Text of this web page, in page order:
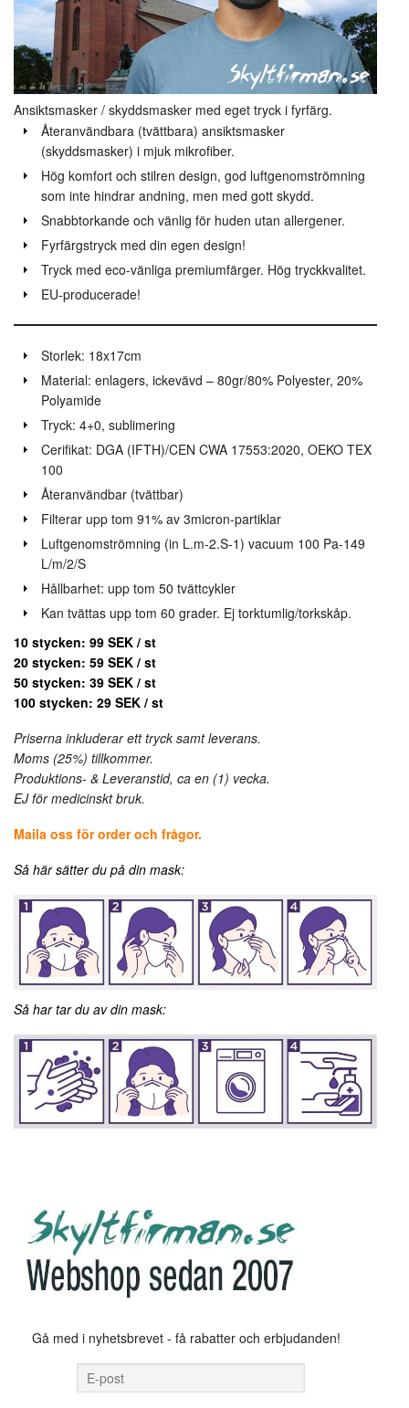
Ansiktsmasker / skyddsmasker med eget tryck i fyrfärg.
Återanvändbara (tvättbara) ansiktsmasker
(skyddsmasker) i mjuk mikrofiber.
Hög komfort och stilren design, god luftgenomströmning
som inte hindrar andning, men med gott skydd.
Snabbtorkande och vänlig för huden utan allergener.
Fyrfärgstryck med din egen design!
Tryck med eco-vänliga premiumfärger. Hög tryckkvalitet.
EU-producerade!
Storlek: 18x17cm
Material: enlagers, ickevävd – 80gr/80% Polyester, 20%
Polyamide
Tryck: 4+0, sublimering
Cerifikat: DGA (IFTH)/CEN CWA 17553:2020, OEKO TEX
100
Återanvändbar (tvättbar)
Filterar upp tom 91% av 3micron-partiklar
Luftgenomströmning (in L.m-2.S-1) vacuum 100 Pa-149
L/m/2/S
Hållbarhet: upp tom 50 tvättcykler
Kan tvättas upp tom 60 grader. Ej torktumlig/torkskåp.
10 stycken: 99 SEK / st
20 stycken: 59 SEK / st
50 stycken: 39 SEK / st
100 stycken: 29 SEK / st
Priserna inkluderar ett tryck samt leverans.
Moms (25%) tillkommer.
Produktions- & Leveranstid, ca en (1) vecka.
EJ för medicinskt bruk.
Maila oss för order och frågor.
Så här sätter du på din mask:
Så har tar du av din mask:
Gå med i nyhetsbrevet - få rabatter och erbjudanden!